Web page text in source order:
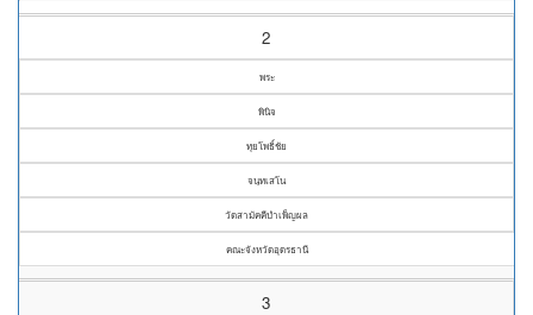
2
พระ
พินิจ
ทุยโพธิ์ชัย
จนฺทเสโน
วัดสามัคคีบำเพ็ญผล
คณะจังหวัดอุดรธานี
3